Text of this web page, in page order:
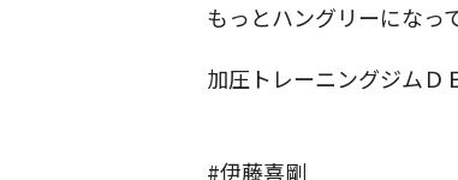
もっとハングリーになっ
加圧トレーニングジム
#伊藤喜剛